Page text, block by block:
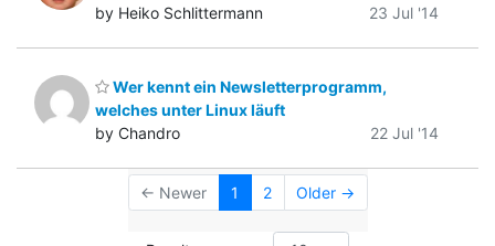
by Heiko Schlittermann
23 Jul '14
Wer kennt ein Newsletterprogramm,
welches unter Linux läuft
by Chandro
22 Jul '14
← Newer 1 2 Older →